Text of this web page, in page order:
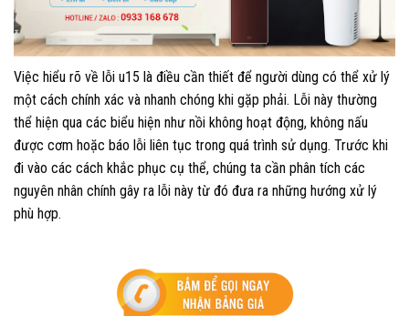
Việc hiểu rõ về lỗi u15 là điều cần thiết để người dùng có thể xử lý
một cách chính xác và nhanh chóng khi gặp phải. Lỗi này thường
thể hiện qua các biểu hiện như nồi không hoạt động, không nấu
được cơm hoặc báo lỗi liên tục trong quá trình sử dụng. Trước khi
đi vào các cách khắc phục cụ thể, chúng ta cần phân tích các
nguyên nhân chính gây ra lỗi này từ đó đưa ra những hướng xử lý
phù hợp.